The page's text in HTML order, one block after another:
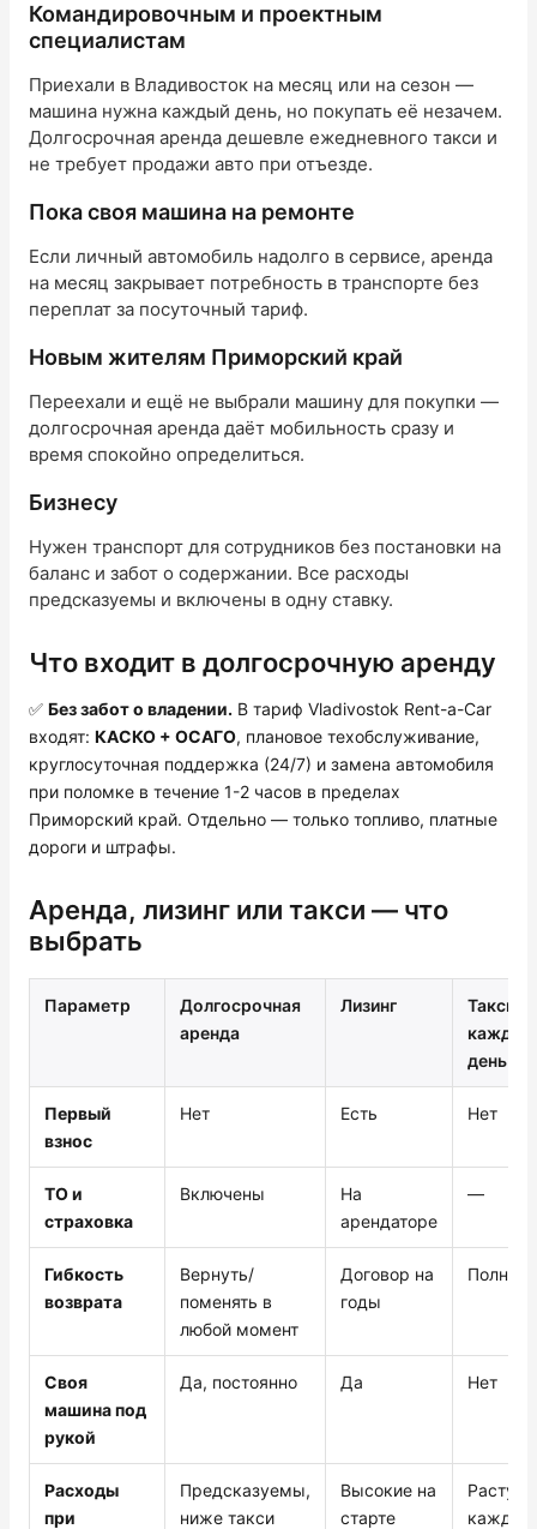
Обратный звонок
Командировочным и проектным
специалистам
Приехали в Владивосток на месяц или на сезон —
машина нужна каждый день, но покупать её незачем.
Долгосрочная аренда дешевле ежедневного такси и
не требует продажи авто при отъезде.
Пока своя машина на ремонте
Если личный автомобиль надолго в сервисе, аренда
на месяц закрывает потребность в транспорте без
переплат за посуточный тариф.
Новым жителям Приморский край
Переехали и ещё не выбрали машину для покупки —
долгосрочная аренда даёт мобильность сразу и
время спокойно определиться.
Бизнесу
Нужен транспорт для сотрудников без постановки на
баланс и забот о содержании. Все расходы
предсказуемы и включены в одну ставку.
Что входит в долгосрочную аренду
✅ Без забот о владении. В тариф Vladivostok Rent-a-Car
входят: КАСКО + ОСАГО, плановое техобслуживание,
круглосуточная поддержка (24/7) и замена автомобиля
при поломке в течение 1-2 часов в пределах
Приморский край. Отдельно — только топливо, платные
дороги и штрафы.
Аренда, лизинг или такси — что
выбрать
Параметр
Долгосрочная
аренда
Лизинг
Такси
каждый
день
Первый
взнос
Нет Есть Нет
ТО и
страховка
Включены
На
арендаторе
—
Гибкость
возврата
Вернуть/
поменять в
любой момент
Договор на
годы
Полная
Своя
машина под
рукой
Да, постоянно Да Нет
Расходы
при
Предсказуемы,
ниже такси
Высокие на
старте
Растут с
каждой